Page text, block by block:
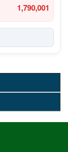
1,790,001